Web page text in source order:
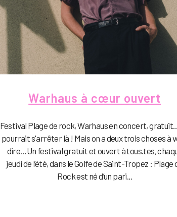
Warhaus à cœur ouvert
Festival Plage de rock, Warhaus en concert,
pourrait s'arrêter là ! Mais on a deux trois choses à
dire…Un festival gratuit et ouvert à tous.tes,
jeudi de l’été, dans le Golfe de Saint-Tropez : Plage
Rock est né d’un pari...